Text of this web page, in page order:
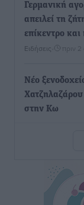
Γερμανική
απειλεί τη
επίκεντρο
Ειδήσεις πριν 2
Νέο
στην Κω
Μαστιχάρι –
5χρονο παιδί
Τοπικές Ειδήσεις